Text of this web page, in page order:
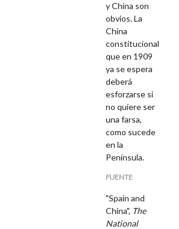
y China son
obvios. La
China
constitucional
que en 1909
ya se espera
deberá
esforzarse si
no quiere ser
una farsa,
como sucede
en la
Península.
FUENTE
"Spain and
China", The
National